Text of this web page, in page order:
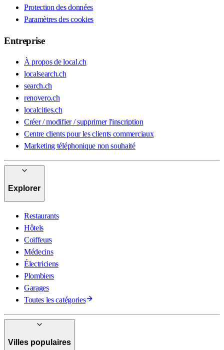
Protection des données
Paramètres des cookies
Entreprise
À propos de local.ch
localsearch.ch
search.ch
renovero.ch
localcities.ch
Créer / modifier / supprimer l'inscription
Centre clients pour les clients commerciaux
Marketing téléphonique non souhaité
Explorer
Restaurants
Hôtels
Coiffeurs
Médecins
Électriciens
Plombiers
Garages
Toutes les catégories
Villes populaires